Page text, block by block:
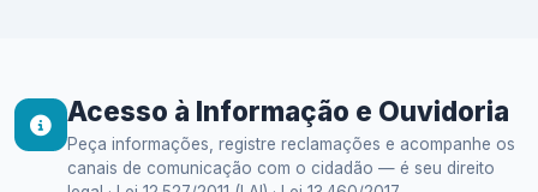
Acesso à Informação e Ouvidoria
Peça informações, registre reclamações e acompanhe os
canais de comunicação com o cidadão — é seu direito